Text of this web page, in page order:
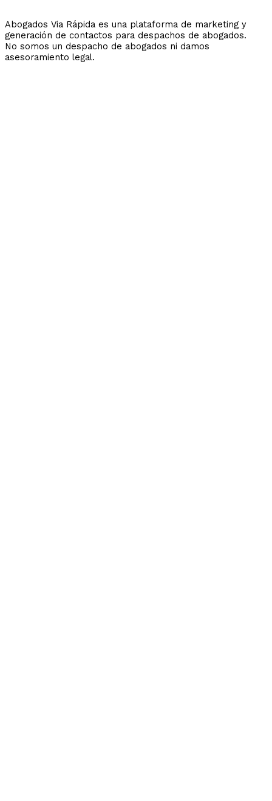
Abogados Via Rápida es una plataforma de marketing y
generación de contactos para despachos de abogados.
No somos un despacho de abogados ni damos
asesoramiento legal.